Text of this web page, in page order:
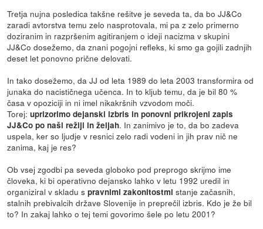
Tretja nujna posledica takšne rešitve je seveda ta, da bo JJ&Co
zaradi avtorstva temu zelo nasprotovala, mi pa z zelo primerno
doziranim in razpršenim agitiranjem o ideji nacizma v skupini
JJ&Co dosežemo, da znani pogojni refleks, ki smo ga gojili zadnjih
deset let ponovno prične delovati.
In tako dosežemo, da JJ od leta 1989 do leta 2003 transformira od
junaka do nacističnega učenca. In to kljub temu, da je bil 80 %
časa v opoziciji in ni imel nikakršnih vzvodom moči.
Torej:uprizorimo dejanski izbris in ponovni prikrojeni zapis
JJ&Co po naši režiji in željah. In zanimivo je to, da bo zadeva
uspela, ker so ljudje v resnici zelo radi vodeni in jih prav nič ne
zanima, kaj je res?
Ob vsej zgodbi pa seveda globoko pod preprogo skrijmo ime
človeka, ki bi operativno dejansko lahko v letu 1992 uredil in
organiziral v skladu spravnimi zakonitostmi stanje začasnih,
stalnih prebivalcih države Slovenije in preprečil izbris. Kdo je že bil
to? In zakaj lahko o tej temi govorimo šele po letu 2001?